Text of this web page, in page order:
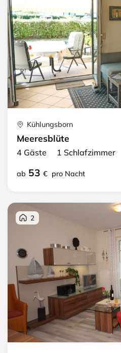
Kühlungsborn
Meeresblüte
4 Gäste 1 Schlafzimmer
ab 53 € pro Nacht
2